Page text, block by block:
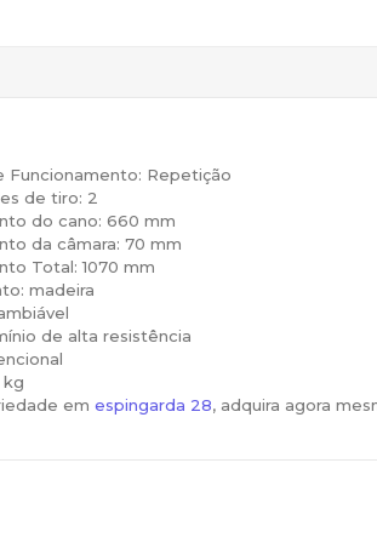
Funcionamento: Repetição
de tiro: 2
do cano: 660 mm
da câmara: 70 mm
Total: 1070 mm
madeira
de alta resistência
kg
em espingarda 28, adquira agora